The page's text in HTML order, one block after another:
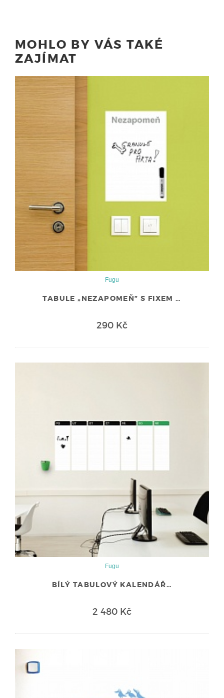
MOHLO BY VÁS TAKÉ
ZAJÍMAT
Fugu
TABULE „NEZAPOMEŇ” S FIXEM …
290 Kč
Fugu
BÍLÝ TABULOVÝ KALENDÁŘ…
2 480 Kč